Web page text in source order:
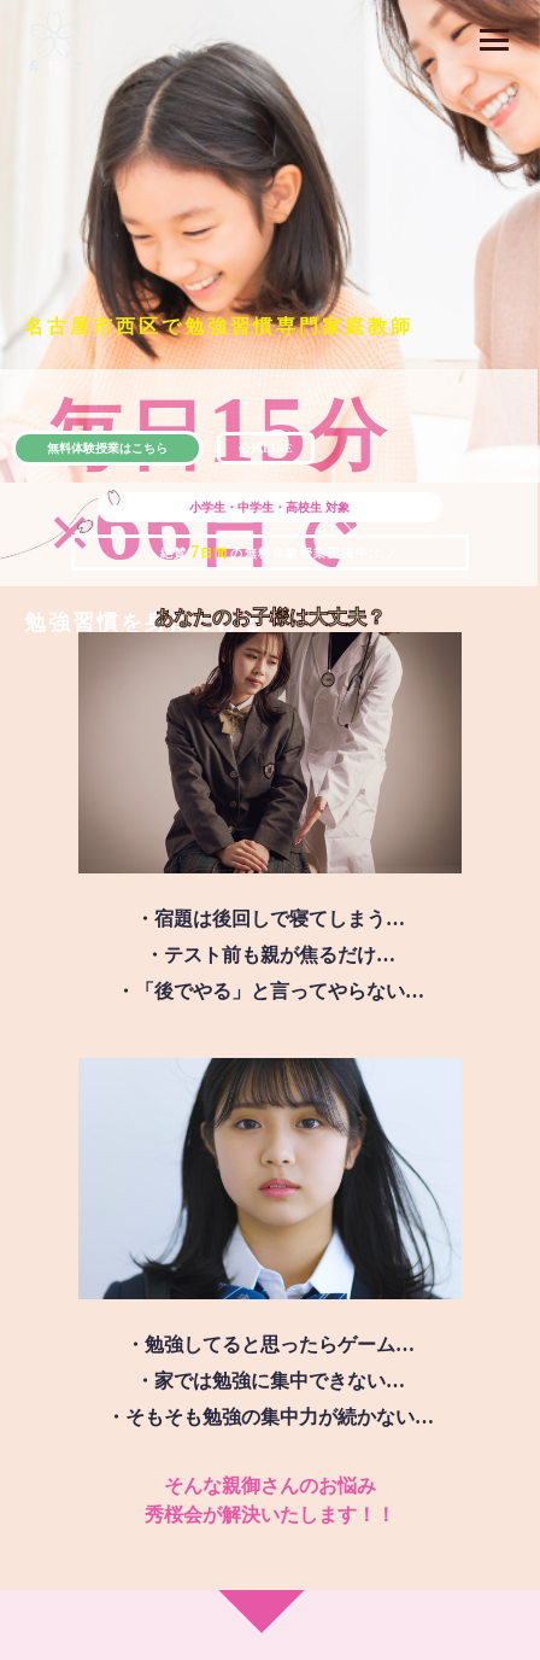
名古屋市西区で勉強習慣専門家庭教師
毎日15分
×66日で
勉強習慣を身につける
小学生・中学生・高校生 対象
＼ 絶賛 7 日間の無料体験授業実施中!! ／
無料体験授業はこちら 公式LINE
あなたのお子様は大丈夫？
・宿題は後回しで寝てしまう…
・テスト前も親が焦るだけ…
・「後でやる」と言ってやらない…
・勉強してると思ったらゲーム…
・家では勉強に集中できない…
・そもそも勉強の集中力が続かない…
そんな親御さんのお悩み
秀桜会が解決いたします！！